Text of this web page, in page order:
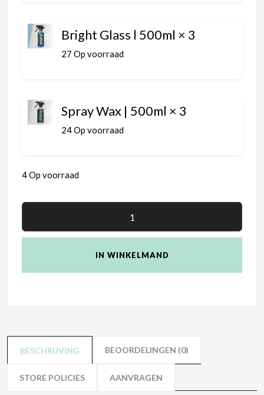
Bright Glass l 500ml × 3
27 Op voorraad
Spray Wax | 500ml × 3
24 Op voorraad
4 Op voorraad
IN WINKELMAND
BESCHRIJVING BEOORDELINGEN (0)
STORE POLICIES AANVRAGEN